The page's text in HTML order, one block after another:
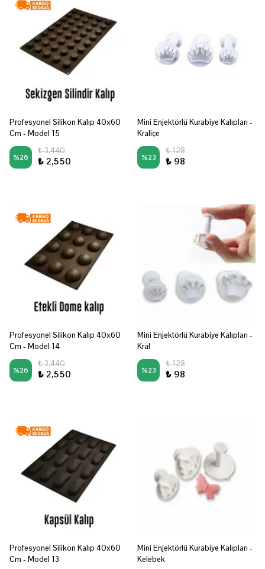
Profesyonel Silikon Kalıp 40x60
Cm - Model 15
%26
₺ 3,440
₺ 2,550
Mini Enjektörlü Kurabiye Kalıpları -
Kraliçe
%23
₺ 128
₺ 98
Profesyonel Silikon Kalıp 40x60
Cm - Model 14
%26
₺ 3,440
₺ 2,550
Mini Enjektörlü Kurabiye Kalıpları -
Kral
%23
₺ 128
₺ 98
Profesyonel Silikon Kalıp 40x60
Cm - Model 13
Mini Enjektörlü Kurabiye Kalıpları -
Kelebek